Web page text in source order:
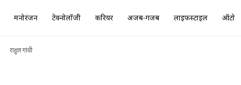
मनोरंजन टेक्नोलॉजी करियर अजब-गजब लाइफस्टाइल ऑटो
राहुल गांधी